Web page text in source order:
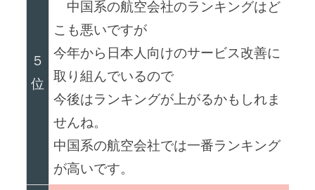
５
位
中国系の航空会社のランキングはど
こも悪いですが
今年から日本人向けのサービス改善に
取り組んでいるので
今後はランキングが上がるかもしれま
せんね。
中国系の航空会社では一番ランキング
が高いです。